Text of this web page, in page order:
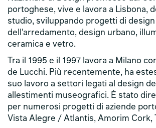
portoghese, vive e lavora a Lisbona,
studio, sviluppando progetti di
dell'arredamento, design urbano,
ceramica e vetro.
Tra il 1995 e il 1997 lavora a Milano
de Lucchi. Più recentemente, ha
suo lavoro a settori legati al design
allestimenti museografici. È stato
per numerosi progetti di aziende
Vista Alegre / Atlantis, Amorim Cork,